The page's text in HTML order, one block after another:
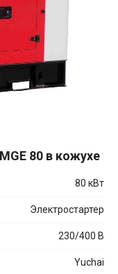
80 в кожухе
80 кВт
Электростартер
230/400 В
Yuchai